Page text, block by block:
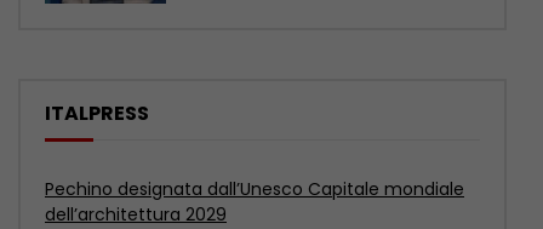
ITALPRESS
Cina: potenza manifatturiera del Paese offre
opportunità a livello globale